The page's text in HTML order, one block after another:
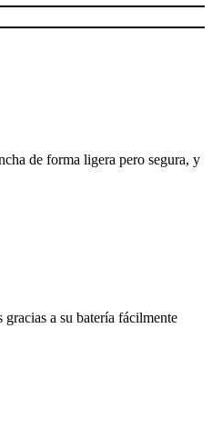
de forma ligera pero segura, y
a su batería fácilmente